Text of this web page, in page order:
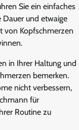
Sie ein einfaches
Dauer und etwaige
von Kopfschmerzen
in Ihrer Haltung und
bemerken.
nicht verbessern,
für
Routine zu